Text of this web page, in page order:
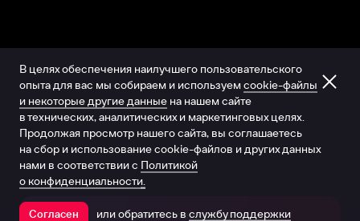
Открыть в приложении
В целях обеспечения наилучшего пользовательского
опыта для вас мы собираем и используем cookie-файлы
и некоторые другие данные на нашем сайте
в технических, аналитических и маркетинговых целях.
Продолжая просмотр нашего сайта, вы соглашаетесь
на сбор и использование cookie-файлов и других данных
нами в соответствии с Политикой
о конфиденциальности.
Согласен или обратитесь в службу поддержки